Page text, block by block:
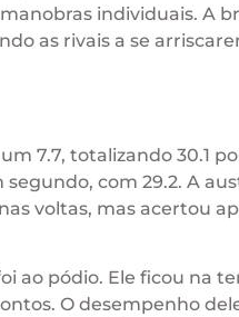
individuais. A
as rivais a se
7.7, totalizando 30.1
com 29.2. A
voltas, mas acertou
ao pódio. Ele ficou na
O desempenho